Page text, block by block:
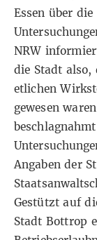
Essen über
NRW
die Stadt also,
etlichen
gewesen
Angaben der
Gestützt auf
Stadt Bottrop